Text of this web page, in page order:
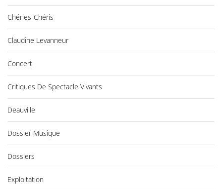
Chéries-Chéris
Claudine Levanneur
Concert
Critiques De Spectacle Vivants
Deauville
Dossier Musique
Dossiers
Exploitation